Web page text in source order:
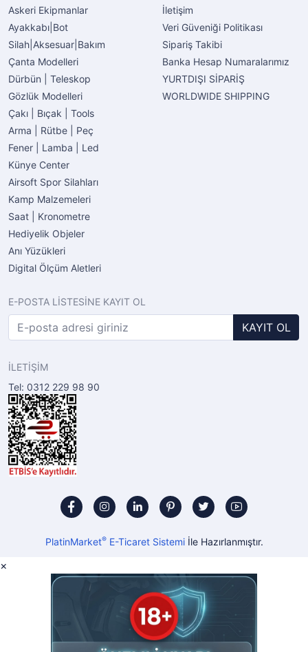
Askeri Ekipmanlar
Ayakkabı|Bot
Silah|Aksesuar|Bakım
Çanta Modelleri
Dürbün | Teleskop
Gözlük Modelleri
Çakı | Bıçak | Tools
Arma | Rütbe | Peç
Fener | Lamba | Led
Künye Center
Airsoft Spor Silahları
Kamp Malzemeleri
Saat | Kronometre
Hediyelik Objeler
Anı Yüzükleri
Digital Ölçüm Aletleri
İletişim
Veri Güveniği Politikası
Sipariş Takibi
Banka Hesap Numaralarımız
YURTDIŞI SİPARİŞ
WORLDWIDE SHIPPING
E-POSTA LİSTESİNE KAYIT OL
KAYIT OL
İLETİŞİM
Tel: 0312 229 98 90
PlatinMarket®E-Ticaret Sistemiİle Hazırlanmıştır.
×